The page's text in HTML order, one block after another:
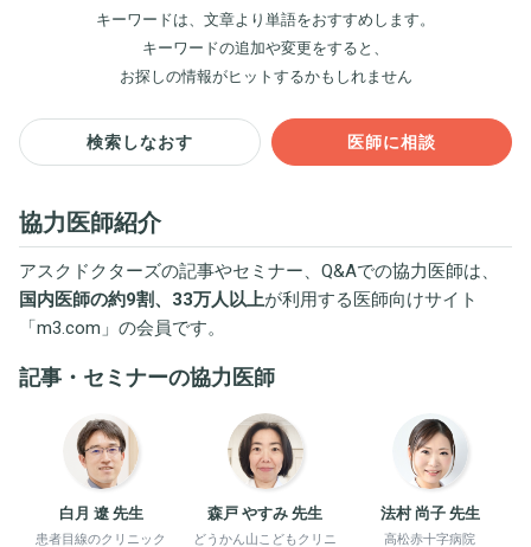
キーワードは、文章より単語をおすすめします。
キーワードの追加や変更をすると、
お探しの情報がヒットするかもしれません
検索しなおす 医師に相談
協力医師紹介
アスクドクターズの記事やセミナー、Q&Aでの協力医師は、
国内医師の約9割、33万人以上が利用する医師向けサイト
「m3.com 」の会員です。
記事・セミナーの協力医師
白月 遼 先生
患者目線のクリニック
森戸 やすみ 先生
どうかん山こどもクリニ
法村 尚子 先生
高松赤十字病院